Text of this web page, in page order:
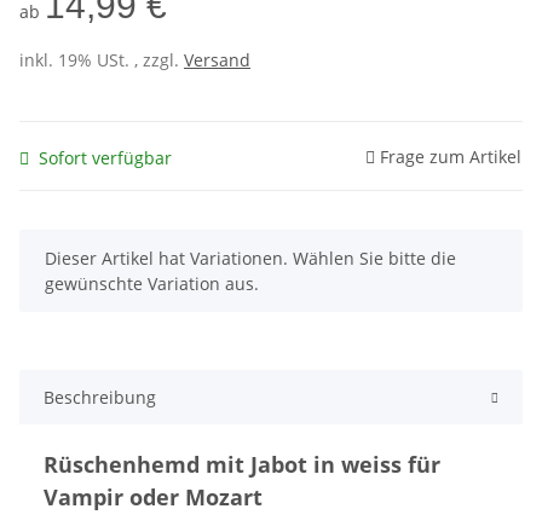
ab
inkl. 19% USt. , zzgl. Versand
Sofort verfügbar Frage zum Artikel
x
Dieser Artikel hat Variationen. Wählen Sie bitte die
gewünschte Variation aus.
Beschreibung
Rüschenhemd mit Jabot in weiss für
Vampir oder Mozart